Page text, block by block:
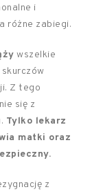
i
różne zabiegi.
wszelkie
Z tego
się z
Tylko lekarz
matki oraz
z